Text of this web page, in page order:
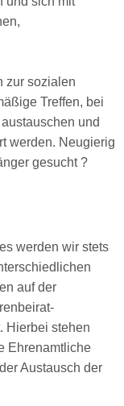
zur sozialen
Treffen, bei
und
werden. Neugierig
gesucht ?
werden wir stets
auf der
Hierbei stehen
Ehrenamtliche
Austausch der